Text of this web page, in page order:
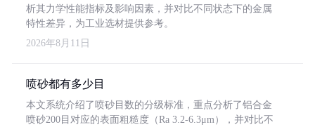
析其力学性能指标及影响因素，并对比不同状态下的金属
特性差异，为工业选材提供参考。
2026年8月11日
喷砂都有多少目
本文系统介绍了喷砂目数的分级标准，重点分析了铝合金
喷砂200目对应的表面粗糙度（Ra 3.2-6.3μm），并对比不